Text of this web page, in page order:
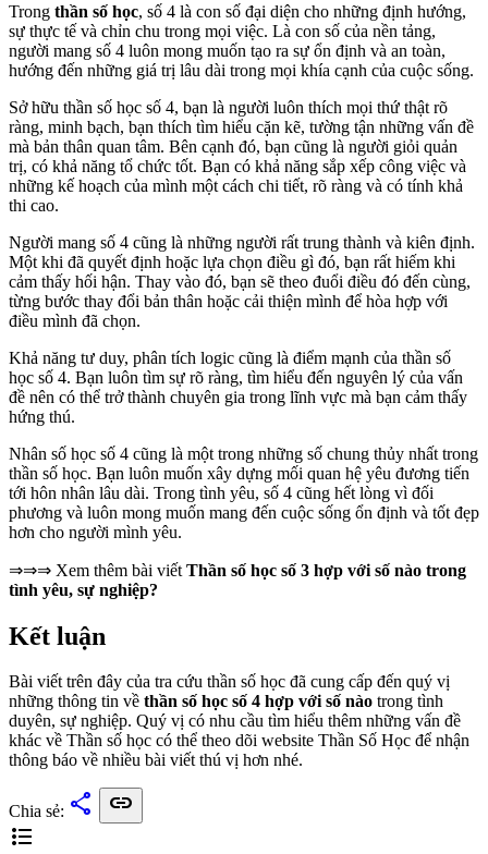
Trong thần số học, số 4 là con số đại diện cho những định hướng,
sự thực tế và chỉn chu trong mọi việc. Là con số của nền tảng,
người mang số 4 luôn mong muốn tạo ra sự ổn định và an toàn,
hướng đến những giá trị lâu dài trong mọi khía cạnh của cuộc sống.
Sở hữu thần số học số 4, bạn là người luôn thích mọi thứ thật rõ
ràng, minh bạch, bạn thích tìm hiểu cặn kẽ, tường tận những vấn đề
mà bản thân quan tâm. Bên cạnh đó, bạn cũng là người giỏi quản
trị, có khả năng tổ chức tốt. Bạn có khả năng sắp xếp công việc và
những kế hoạch của mình một cách chi tiết, rõ ràng và có tính khả
thi cao.
Người mang số 4 cũng là những người rất trung thành và kiên định.
Một khi đã quyết định hoặc lựa chọn điều gì đó, bạn rất hiếm khi
cảm thấy hối hận. Thay vào đó, bạn sẽ theo đuổi điều đó đến cùng,
từng bước thay đổi bản thân hoặc cải thiện mình để hòa hợp với
điều mình đã chọn.
Khả năng tư duy, phân tích logic cũng là điểm mạnh của thần số
học số 4. Bạn luôn tìm sự rõ ràng, tìm hiểu đến nguyên lý của vấn
đề nên có thể trở thành chuyên gia trong lĩnh vực mà bạn cảm thấy
hứng thú.
Nhân số học số 4 cũng là một trong những số chung thủy nhất trong
thần số học. Bạn luôn muốn xây dựng mối quan hệ yêu đương tiến
tới hôn nhân lâu dài. Trong tình yêu, số 4 cũng hết lòng vì đối
phương và luôn mong muốn mang đến cuộc sống ổn định và tốt đẹp
hơn cho người mình yêu.
⇒⇒⇒ Xem thêm bài viết Thần số học số 3 hợp với số nào trong
tình yêu, sự nghiệp?
Kết luận
Bài viết trên đây của tra cứu thần số học đã cung cấp đến quý vị
những thông tin về thần số học số 4 hợp với số nào trong tình
duyên, sự nghiệp. Quý vị có nhu cầu tìm hiểu thêm những vấn đề
khác về Thần số học có thể theo dõi website Thần Số Học để nhận
thông báo về nhiều bài viết thú vị hơn nhé.
Chia sẻ: share
link
format_list_bulleted